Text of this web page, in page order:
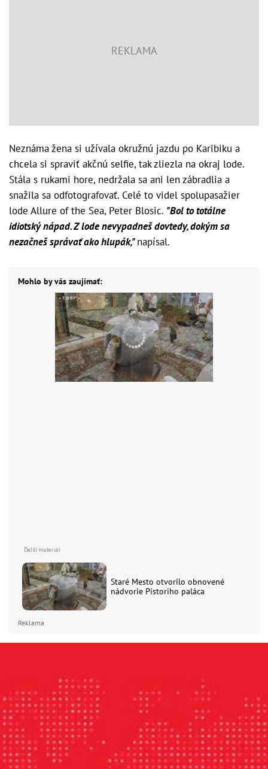
Neznáma žena si užívala okružnú jazdu po Karibiku a
chcela si spraviť akčnú selfie, tak zliezla na okraj lode.
Stála s rukami hore, nedržala sa ani len zábradlia a
snažila sa odfotografovať. Celé to videl spolupasažier
lode Allure of the Sea, Peter Blosic. "Bol to totálne
idiotský nápad. Z lode nevypadneš dovtedy, dokým sa
nezačneš správať ako hlupák,"napísal.
Mohlo by vás zaujímať:
Staré Mesto otvorilo obnovené
nádvorie Pistoriho paláca
Reklama